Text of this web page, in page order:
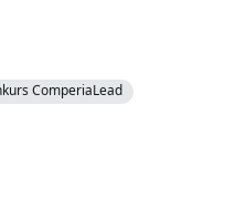
ComperiaLead